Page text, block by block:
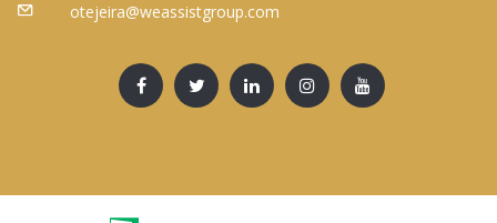
otejeira@weassistgroup.com